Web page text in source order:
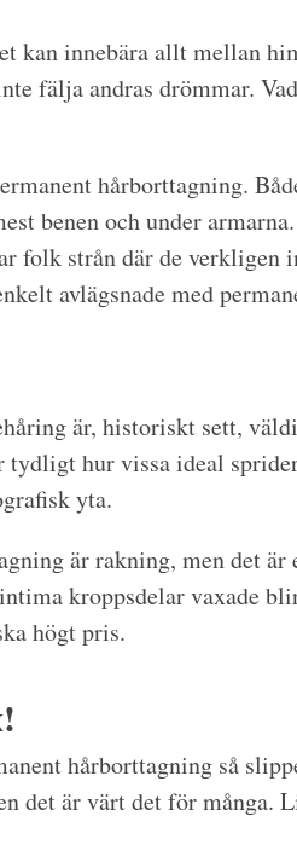
kan innebära allt mellan
fälja andras drömmar.
hårborttagning.
benen och under
folk strån där de verkligen
avlägsnade med
är, historiskt sett,
hur vissa ideal
yta.
är rakning, men det är
kroppsdelar vaxade
högt pris.
hårborttagning så
det är värt det för